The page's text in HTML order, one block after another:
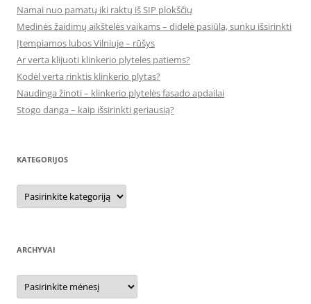
Namai nuo pamatų iki raktų iš SIP plokščių
Medinės žaidimų aikštelės vaikams – didelė pasiūla, sunku išsirinkti
Įtempiamos lubos Vilniuje – rūšys
Ar verta klijuoti klinkerio plyteles patiems?
Kodėl verta rinktis klinkerio plytas?
Naudinga žinoti – klinkerio plytelės fasado apdailai
Stogo danga – kaip išsirinkti geriausią?
KATEGORIJOS
Kategorijos
ARCHYVAI
Archyvai